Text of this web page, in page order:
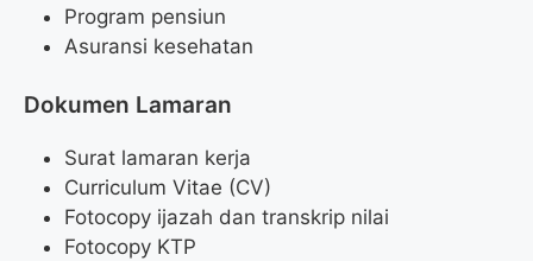
Program pensiun
Asuransi kesehatan
Dokumen Lamaran
Surat lamaran kerja
Curriculum Vitae (CV)
Fotocopy ijazah dan transkrip nilai
Fotocopy KTP